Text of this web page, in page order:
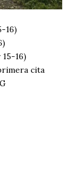
16)
16)
cita